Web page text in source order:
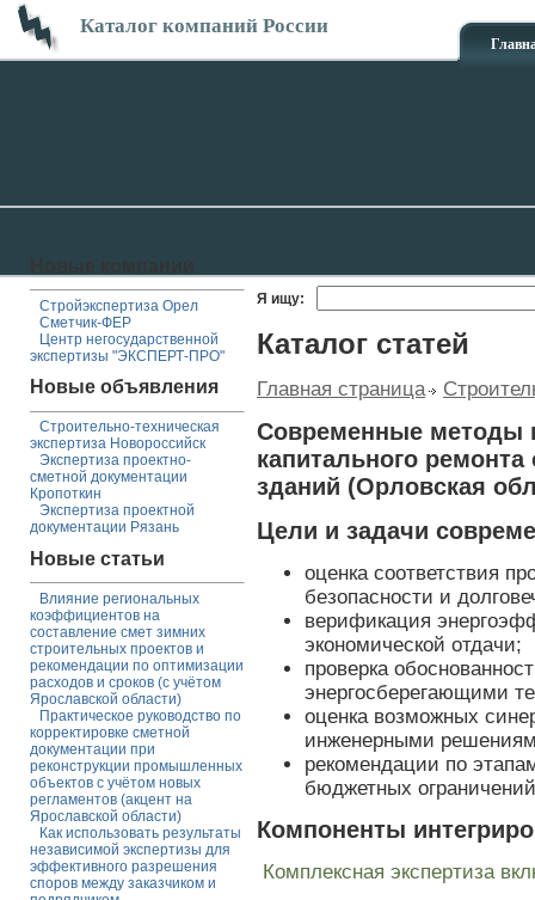
Каталог компаний России
Стройэкспертиза Орел
Сметчик-ФЕР
Центр негосударственной
экспертизы "ЭКСПЕРТ-ПРО"
Новые объявления
Строительно-техническая
экспертиза Новороссийск
Экспертиза проектно-
сметной документации
Кропоткин
Экспертиза проектной
документации Рязань
Новые статьи
Влияние региональных
коэффициентов на
составление смет зимних
строительных проектов и
рекомендации по оптимизации
расходов и сроков (с учётом
Ярославской области)
Практическое руководство по
корректировке сметной
документации при
реконструкции промышленных
объектов с учётом новых
регламентов (акцент на
Ярославской области)
Как использовать результаты
независимой экспертизы для
эффективного разрешения
споров между заказчиком и
Я ищу:
Каталог статей
Главная страница
Современные методы
капитального
зданий (Орловская
Цели и задачи
оценка соответствия
безопасности и
верификация
экономической отдачи;
проверка
энергосберегающими
оценка возможных
инженерными
рекомендации по
бюджетных
Компоненты
Комплексная экспертиза